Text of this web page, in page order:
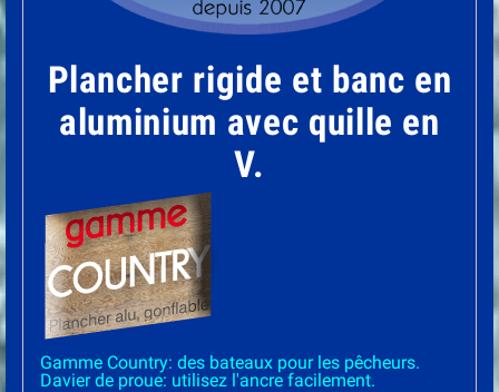
Plancher rigide et banc en
aluminium avec quille en
V.
Gamme Country: des bateaux pour les pêcheurs.
Davier de proue: utilisez l'ancre facilement.